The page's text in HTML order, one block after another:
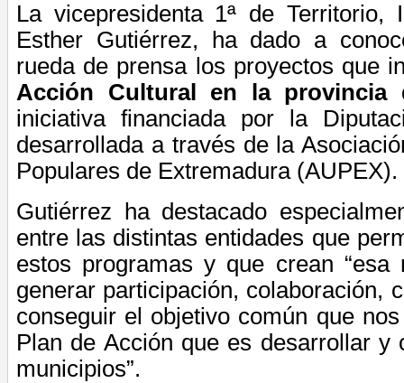
La vicepresidenta 1ª de Territorio,
Esther Gutiérrez, ha dado a
rueda de prensa los proyectos que
Acción Cultural en la provincia
iniciativa financiada por la
desarrollada a través de la
Populares de Extremadura (AUPEX).
Gutiérrez ha destacado
entre las distintas entidades que
estos programas y que crean “esa
generar participación, colaboración,
conseguir el objetivo común que
Plan de Acción que es desarrollar y
municipios”.